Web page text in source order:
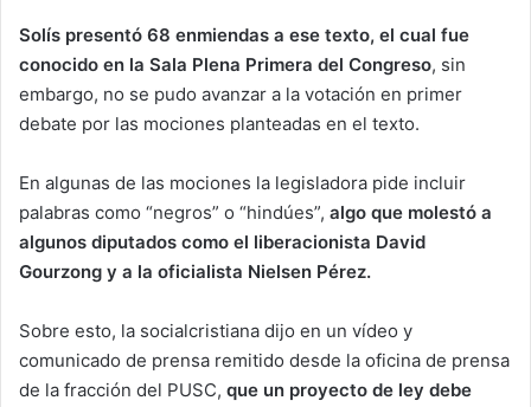
Solís presentó 68 enmiendas a ese texto, el cual fue
conocido en la Sala Plena Primera del Congreso, sin
embargo, no se pudo avanzar a la votación en primer
debate por las mociones planteadas en el texto.
En algunas de las mociones la legisladora pide incluir
palabras como “negros” o “hindúes”, algo que molestó a
algunos diputados como el liberacionista David
Gourzong y a la oficialista Nielsen Pérez.
Sobre esto, la socialcristiana dijo en un vídeo y
comunicado de prensa remitido desde la oficina de prensa
de la fracción del PUSC, que un proyecto de ley debe